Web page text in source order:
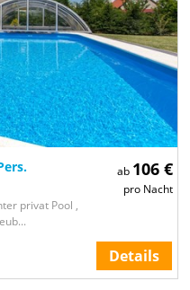
ab 106 €
pro Nacht
privat Pool ,
Details